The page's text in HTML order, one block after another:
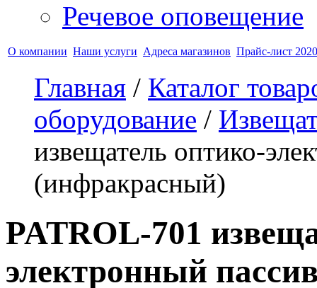
Речевое оповещение
О компании Наши услуги Адреса магазинов Прайс-лист
Главная / Каталог
оборудование /
извещатель оптико-
(инфракрасный)
PATROL-701
электронный